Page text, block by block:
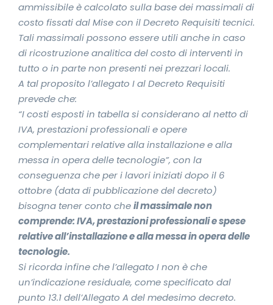
ammissibile è calcolato sulla base dei massimali di
costo fissati dal Mise con il Decreto Requisiti tecnici.
Tali massimali possono essere utili anche in caso
di ricostruzione analitica del costo di interventi in
tutto o in parte non presenti nei prezzari locali.
A tal proposito l’allegato I al Decreto Requisiti
prevede che:
“I costi esposti in tabella si considerano al netto di
IVA, prestazioni professionali e opere
complementari relative alla installazione e alla
messa in opera delle tecnologie”, con la
conseguenza che per i lavori iniziati dopo il 6
ottobre (data di pubblicazione del decreto)
bisogna tener conto cheil massimale non
comprende: IVA, prestazioni professionali e spese
relative all’installazione e alla messa in opera delle
tecnologie.
Si ricorda infine che l’allegato I non è che
un’indicazione residuale, come specificato dal
punto 13.1 dell’Allegato A del medesimo decreto.